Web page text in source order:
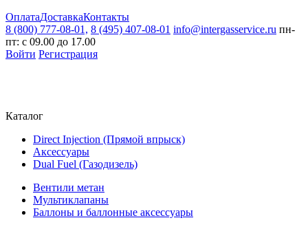
ОплатаДоставкаКонтакты
8 (800) 777-08-01, 8 (495) 407-08-01 info@intergasservice.ru пн-
пт: с 09.00 до 17.00
Войти Регистрация
Каталог
Direct Injection (Прямой впрыск)
Аксессуары
Dual Fuel (Газодизель)
Вентили метан
Мультиклапаны
Баллоны и баллонные аксессуары